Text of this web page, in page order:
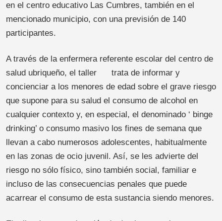
en el centro educativo Las Cumbres, también en el
mencionado municipio, con una previsión de 140
participantes.
A través de la enfermera referente escolar del centro de
salud ubriqueño, el taller trata de informar y
concienciar a los menores de edad sobre el grave riesgo
que supone para su salud el consumo de alcohol en
cualquier contexto y, en especial, el denominado ‘ binge
drinking’ o consumo masivo los fines de semana que
llevan a cabo numerosos adolescentes, habitualmente
en las zonas de ocio juvenil. Así, se les advierte del
riesgo no sólo físico, sino también social, familiar e
incluso de las consecuencias penales que puede
acarrear el consumo de esta sustancia siendo menores.